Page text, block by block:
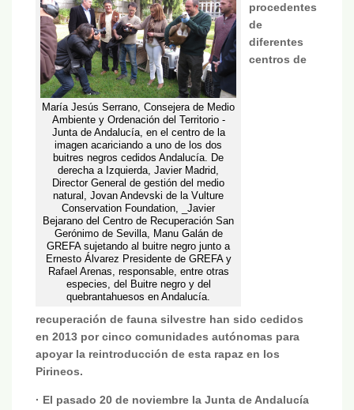
María Jesús Serrano, Consejera de Medio
Ambiente y Ordenación del Territorio -
Junta de Andalucía, en el centro de la
imagen acariciando a uno de los dos
buitres negros cedidos Andalucía. De
derecha a Izquierda, Javier Madrid,
Director General de gestión del medio
natural, Jovan Andevski de la Vulture
Conservation Foundation, _Javier
Bejarano del Centro de Recuperación San
Gerónimo de Sevilla, Manu Galán de
GREFA sujetando al buitre negro junto a
Ernesto Álvarez Presidente de GREFA y
Rafael Arenas, responsable, entre otras
especies, del Buitre negro y del
quebrantahuesos en Andalucía.
procedentes
de
diferentes
centros de
recuperación de fauna silvestre han sido cedidos
en 2013 por cinco comunidades autónomas para
apoyar la reintroducción de esta rapaz en los
Pirineos.
· El pasado 20 de noviembre la Junta de Andalucía